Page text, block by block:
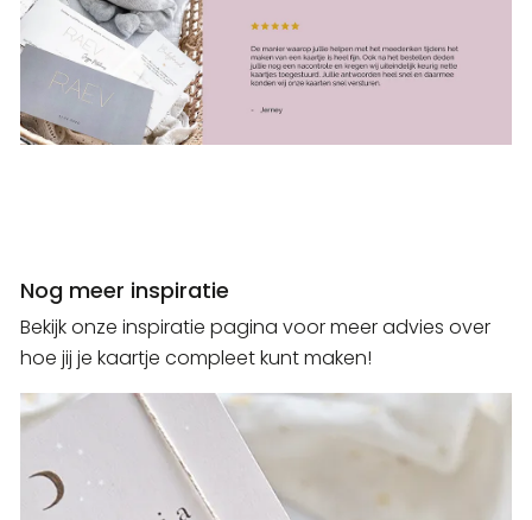
Nog meer inspiratie
Bekijk onze inspiratie pagina voor meer advies over
hoe jij je kaartje compleet kunt maken!